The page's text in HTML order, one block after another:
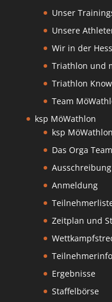
Unser
Unsere
Wir in der
Triathlon und
Triathlon
Team
ksp MöWathlon
ksp MöWathlon
Das Orga
Ausschreibung
Anmeldung
Zeitplan und
Teilnehmerinfo
Ergebnisse
Staffelbörse